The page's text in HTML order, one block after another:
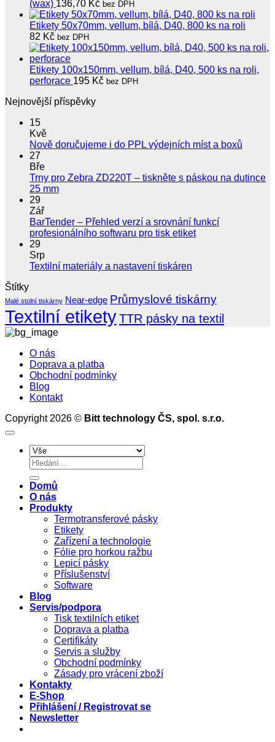
(wax) 136,70 Kč bez DPH
Etikety 50x70mm, vellum, bílá, D40, 800 ks na roli
82 Kč bez DPH
Etikety 100x150mm, vellum, bílá, D40, 500 ks na roli,
perforace 195 Kč bez DPH
Nejnovější příspěvky
15
Kvě
Nově doručujeme i do PPL výdejních míst a boxů
textu
27
Bře
Trny pro Zebra ZD220T – tiskněte s páskou na dutince
25 mmŽádné
textu
s
pro
–
tiskněte
páskou
25
mm
29
Zář
BarTender – Přehled verzí a srovnání funkcí
profesionálního softwaru pro tisk etiketŽádné
BarTender
Přehled
etiket
29
Srp
Textilní materiály a nastavení tiskáren
textu
názvem
Štítky
Malé stolní tiskárny Near-edge Průmyslové tiskárny
Textilní etiketyTTR pásky na textil
O nás
Doprava a platba
Obchodní podmínky
Blog
Kontakt
Copyright 2026 © Bitt technology ČS, spol. s.r.o.
Hledat:
Domů
O nás
Produkty
Termotransferové pásky
Etikety
Zařízení a technologie
Fólie pro horkou ražbu
Lepicí pásky
Příslušenství
Software
Blog
Servis/podpora
Tisk textilních etiket
Doprava a platba
Certifikáty
Servis a služby
Obchodní podmínky
Zásady pro vrácení zboží
Kontakty
E-Shop
Přihlášení / Registrovat se
Newsletter